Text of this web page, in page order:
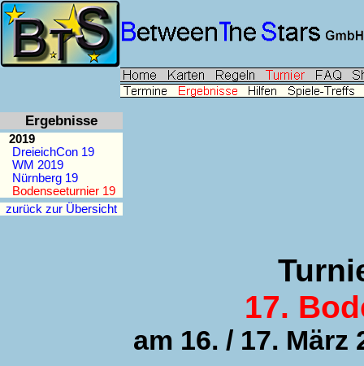
Ergebnisse
2019
DreieichCon 19
WM 2019
Nürnberg 19
Bodenseeturnier 19
zurück zur Übersicht
17.
am 16. / 17.